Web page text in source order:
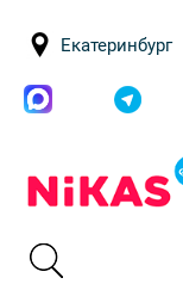
Екатеринбург